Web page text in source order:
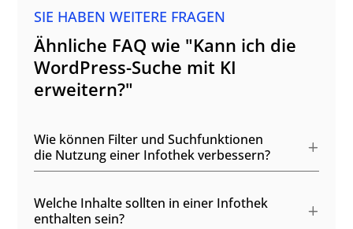
SIE HABEN WEITERE FRAGEN
Ähnliche FAQ wie "Kann ich die
WordPress-Suche mit KI
erweitern?"
Wie können Filter und Suchfunktionen
die Nutzung einer Infothek verbessern?
Welche Inhalte sollten in einer Infothek
enthalten sein?